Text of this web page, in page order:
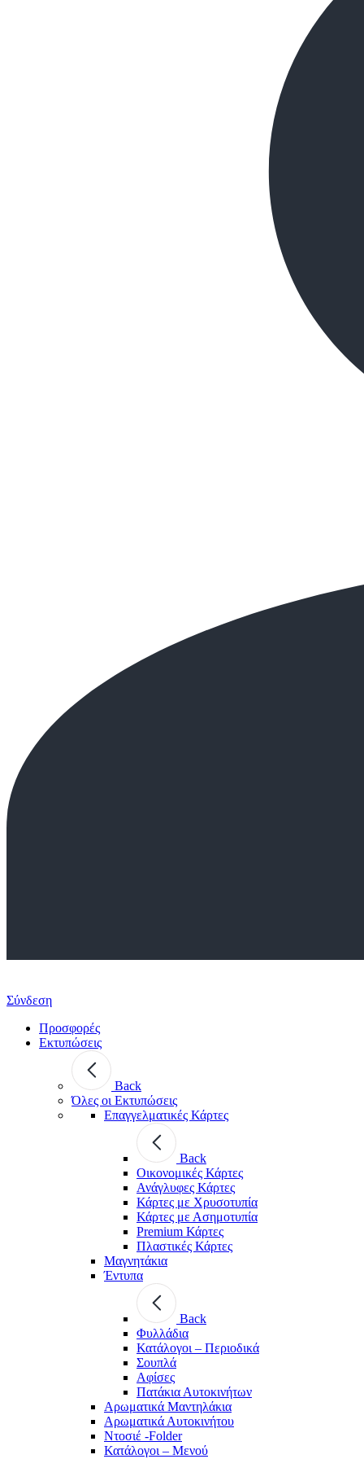
Σύνδεση
Προσφορές
Εκτυπώσεις
Back
Όλες οι Εκτυπώσεις
Επαγγελματικές Κάρτες
Back
Οικονομικές Κάρτες
Ανάγλυφες Κάρτες
Κάρτες με Χρυσοτυπία
Κάρτες με Ασημοτυπία
Premium Κάρτες
Πλαστικές Κάρτες
Μαγνητάκια
Έντυπα
Back
Φυλλάδια
Κατάλογοι – Περιοδικά
Σουπλά
Αφίσες
Πατάκια Αυτοκινήτων
Αρωματικά Μαντηλάκια
Αρωματικά Αυτοκινήτου
Ντοσιέ -Folder
Κατάλογοι – Μενού